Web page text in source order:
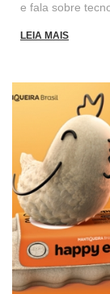
e fala sobre
LEIA MAIS